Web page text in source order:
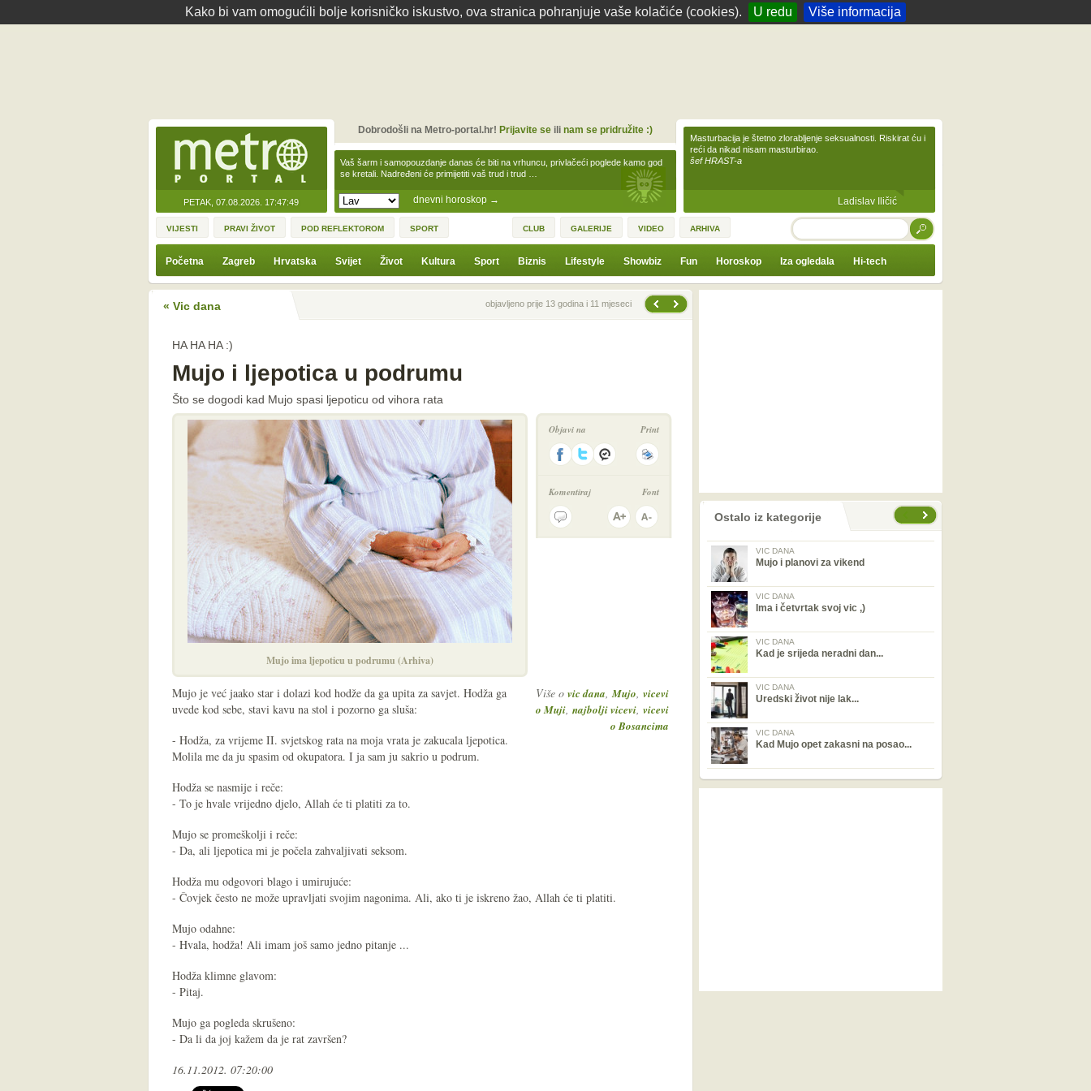
Kako bi vam omogućili bolje korisničko iskustvo, ova stranica pohranjuje vaše kolačiće (cookies). U redu Više informacija
PETAK, 07.08.2026. 17:47:49 dnevni horoskop →
Vaš šarm i samopouzdanje danas će biti na vrhuncu, privlačeći poglede kamo god
se kretali. Nadređeni će primijetiti vaš trud i trud …
Dobrodošli na Metro-portal.hr! Prijavite seili nam se pridružite :)
Masturbacija je štetno zlorabljenje seksualnosti. Riskirat ću i
reći da nikad nisam masturbirao.
šef HRAST-a
Ladislav Iličić
VIJESTI PRAVI ŽIVOT POD REFLEKTOROM SPORT CLUB GALERIJE VIDEO ARHIVA TRAŽI
Početna Zagreb Hrvatska Svijet Život Kultura Sport Biznis Lifestyle Showbiz Fun Horoskop Iza ogledala Hi-tech
« Vic dana Prethodna vijestobjavljeno prije 13 godina i 11 mjeseci
HA HA HA :)
Mujo i ljepotica u podrumu
Što se dogodi kad Mujo spasi ljepoticu od vihora rata
Mujo ima ljepoticu u podrumu (Arhiva)
Objavi na Print
Komentiraj Font
Više o vic dana,Mujo, vicevi
o Muji, najbolji vicevi, vicevi
o Bosancima
Mujo je već jaako star i dolazi kod hodže da ga upita za savjet. Hodža ga
uvede kod sebe, stavi kavu na stol i pozorno ga sluša:
- Hodža, za vrijeme II. svjetskog rata na moja vrata je zakucala ljepotica.
Molila me da ju spasim od okupatora. I ja sam ju sakrio u podrum.
Hodža se nasmije i reče:
- To je hvale vrijedno djelo, Allah će ti platiti za to.
Mujo se promeškolji i reče:
- Da, ali ljepotica mi je počela zahvaljivati seksom.
Hodža mu odgovori blago i umirujuće:
- Čovjek često ne može upravljati svojim nagonima. Ali, ako ti je iskreno žao, Allah će ti platiti.
Mujo odahne:
- Hvala, hodža! Ali imam još samo jedno pitanje ...
Hodža klimne glavom:
- Pitaj.
Mujo ga pogleda skrušeno:
- Da li da joj kažem da je rat završen?
16.11.2012. 07:20:00
prethodno Ostalo iz kategorije
VIC DANA
Mujo i planovi za vikend
VIC DANA
Ima i četvrtak svoj vic ,)
VIC DANA
Kad je srijeda neradni dan...
VIC DANA
Uredski život nije lak...
VIC DANA
Kad Mujo opet zakasni na posao...